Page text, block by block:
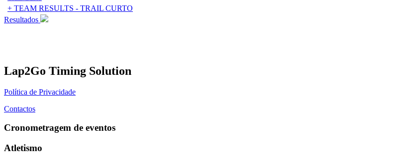
+ TEAM RESULTS - TRAIL CURTO
Resultados
Lap2Go Timing Solution
Política de Privacidade
Contactos
Cronometragem de eventos
Atletismo